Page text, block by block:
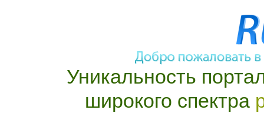
Уникальность
широкого спектра